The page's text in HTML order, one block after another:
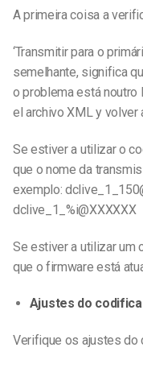
A primeira coisa a
‘Transmitir para o
semelhante, significa
o problema está noutro
el archivo XML y volver
Se estiver a utilizar o
que o nome da
exemplo:
dclive_1_%i@XXXXXX
Se estiver a utilizar um
que o firmware está
Ajustes do
Verifique os ajustes do